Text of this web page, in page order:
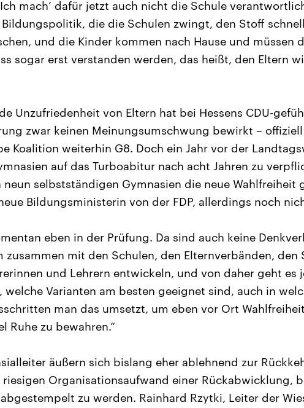
mach’ dafür jetzt auch nicht die Schule
die die Schulen zwingt, den Stoff
und die Kinder kommen nach Hause und müssen
sogar erst verstanden werden, das heißt, den Eltern
Unzufriedenheit von Eltern hat bei Hessens CDU-
zwar keinen Meinungsumschwung bewirkt –
Koalition weiterhin G8. Doch ein Jahr vor der
auf das Turboabitur nach acht Jahren zu
neun selbstständigen Gymnasien die neue Wahlfreiheit
Bildungsministerin von der FDP, allerdings noch
eben in der Prüfung. Da sind auch keine
zusammen mit den Schulen, den Elternverbänden, den
und Lehrern entwickeln, und von daher geht es
welche Varianten am besten geeignet sind, auch in
man das umsetzt, um eben vor Ort
Ruhe zu bewahren.“
äußern sich bislang eher ablehnend zur
riesigen Organisationsaufwand einer Rückabwicklung,
zu werden. Rainhard Rzytki, Leiter der